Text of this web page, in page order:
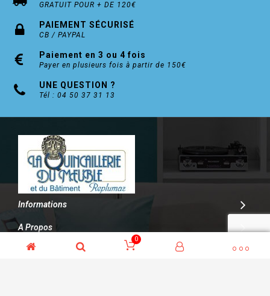
GRATUIT POUR + DE 120€
PAIEMENT SÉCURISÉ
CB / PAYPAL
Paiement en 3 ou 4 fois
Payer en plusieurs fois à partir de 150€
UNE QUESTION ?
Tél : 04 50 37 31 13
Informations
A Propos
Contact
0